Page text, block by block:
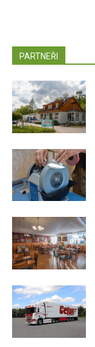
PARTNEŘI